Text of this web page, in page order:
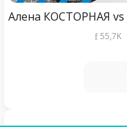
55,7K